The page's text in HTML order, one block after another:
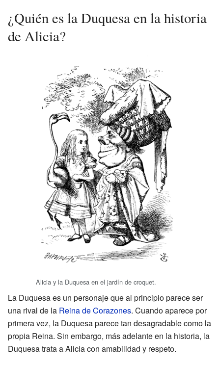
¿Quién es la Duquesa en la historia
de Alicia?
Alicia y la Duquesa en el jardín de croquet.
La Duquesa es un personaje que al principio parece ser
una rival de la Reina de Corazones. Cuando aparece por
primera vez, la Duquesa parece tan desagradable como la
propia Reina. Sin embargo, más adelante en la historia, la
Duquesa trata a Alicia con amabilidad y respeto.